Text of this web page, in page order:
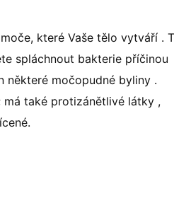
které Vaše tělo vytváří .
spláchnout bakterie příčinou
některé močopudné byliny .
také protizánětlivé látky ,